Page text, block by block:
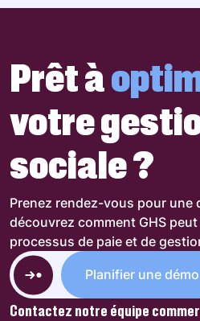
Prêt à
votre
sociale ?
Prenez rendez-vous pour une
découvrez comment GHS
processus de paie et de
Planifier une démo
Contactez notre équipe